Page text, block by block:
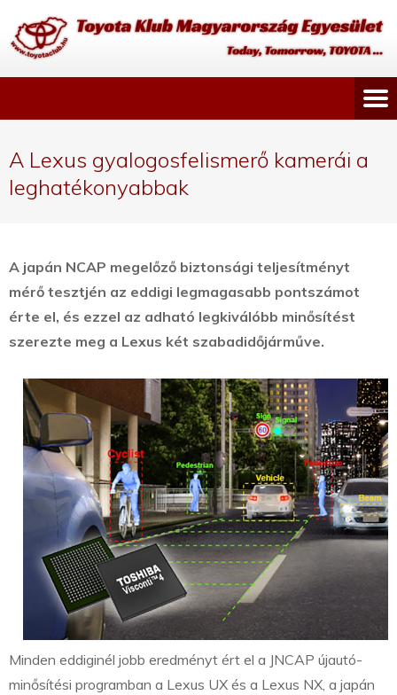
A Lexus gyalogosfelismerő kamerái a
leghatékonyabbak
A japán NCAP megelőző biztonsági teljesítményt
mérő tesztjén az eddigi legmagasabb pontszámot
érte el, és ezzel az adható legkiválóbb minősítést
szerezte meg a Lexus két szabadidőjárműve.
Minden eddiginél jobb eredményt ért el a JNCAP újautó-
minősítési programban a Lexus UX és a Lexus NX, a japán